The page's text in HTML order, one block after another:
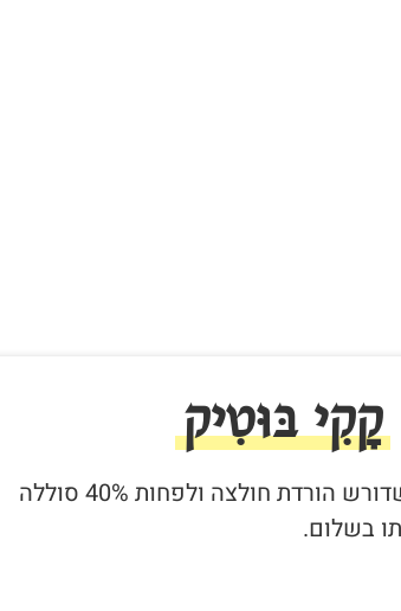
קָקִי בּוּטִיק
1. קקי עוצמתי וארוך, שדורש הורדת חולצה ולפחות 40% סוללה
בשלום.